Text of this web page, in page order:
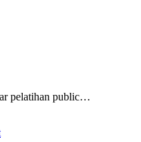
pelatihan public…